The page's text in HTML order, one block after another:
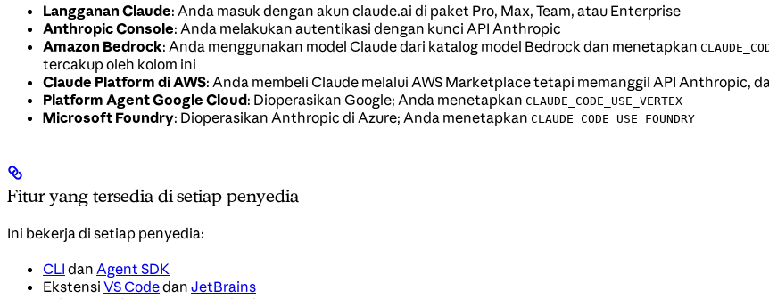
Langganan Claude: Anda masuk dengan akun claude.ai di paket Pro, Max, Team, atau Enterprise
Anthropic Console: Anda melakukan autentikasi dengan kunci API Anthropic
Amazon Bedrock: Anda menggunakan model Claude dari katalog model Bedrock dan menetapkan
tercakup oleh kolom ini
Claude Platform di AWS: Anda membeli Claude melalui AWS Marketplace tetapi memanggil API Anthropic,
Platform Agent Google Cloud: Dioperasikan Google; Anda menetapkan CLAUDE_CODE_USE_VERTEX
Microsoft Foundry: Dioperasikan Anthropic di Azure; Anda menetapkan CLAUDE_CODE_USE_FOUNDRY
Fitur yang tersedia di setiap penyedia
Ini bekerja di setiap penyedia:
CLI dan Agent SDK
Ekstensi VS Codedan JetBrains